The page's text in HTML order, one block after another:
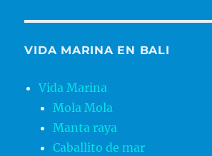
VIDA MARINA EN BALI
Vida Marina
Mola Mola
Manta raya
Caballito de mar